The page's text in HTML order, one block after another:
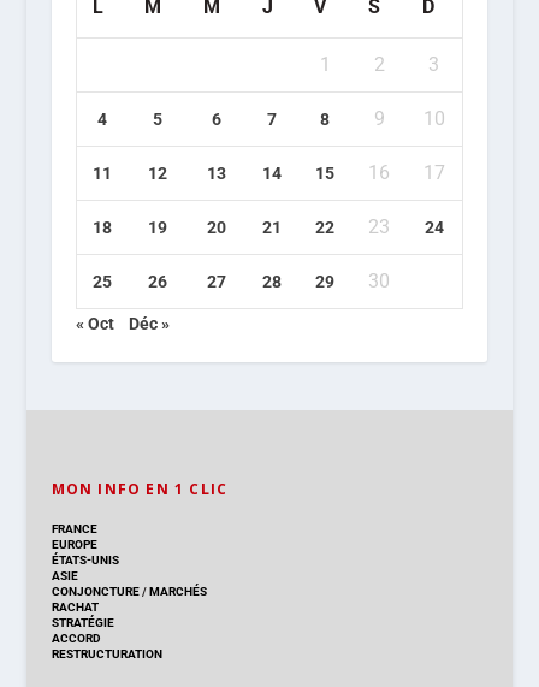
L M M J V S D
1 2 3
4 5 6 7 8 9 10
11 12 13 14 15 16 17
18 19 20 21 22 23 24
25 26 27 28 29 30
« Oct Déc »
MON INFO EN 1 CLIC
FRANCE
EUROPE
ÉTATS-UNIS
ASIE
CONJONCTURE/MARCHÉS
RACHAT
STRATÉGIE
ACCORD
RESTRUCTURATION